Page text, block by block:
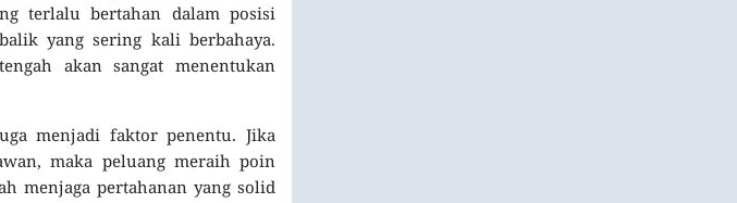
terlalu bertahan dalam posisi
yang sering kali berbahaya.
akan sangat menentukan
menjadi faktor penentu. Jika
maka peluang meraih poin
menjaga pertahanan yang solid